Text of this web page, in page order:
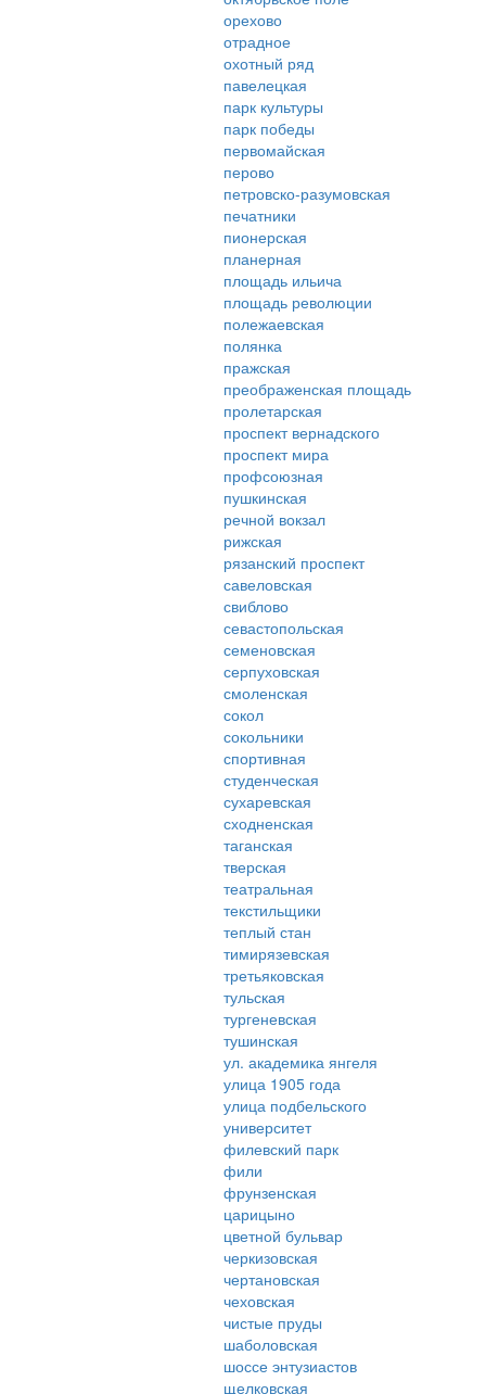
орехово
отрадное
охотный ряд
павелецкая
парк культуры
парк победы
первомайская
перово
петровско-разумовская
печатники
пионерская
планерная
площадь ильича
площадь революции
полежаевская
полянка
пражская
преображенская площадь
пролетарская
проспект вернадского
проспект мира
профсоюзная
пушкинская
речной вокзал
рижская
рязанский проспект
савеловская
свиблово
севастопольская
семеновская
серпуховская
смоленская
сокол
сокольники
спортивная
студенческая
сухаревская
сходненская
таганская
тверская
театральная
текстильщики
теплый стан
тимирязевская
третьяковская
тульская
тургеневская
тушинская
ул. академика янгеля
улица 1905 года
улица подбельского
университет
филевский парк
фили
фрунзенская
царицыно
цветной бульвар
черкизовская
чертановская
чеховская
чистые пруды
шаболовская
шоссе энтузиастов
щелковская